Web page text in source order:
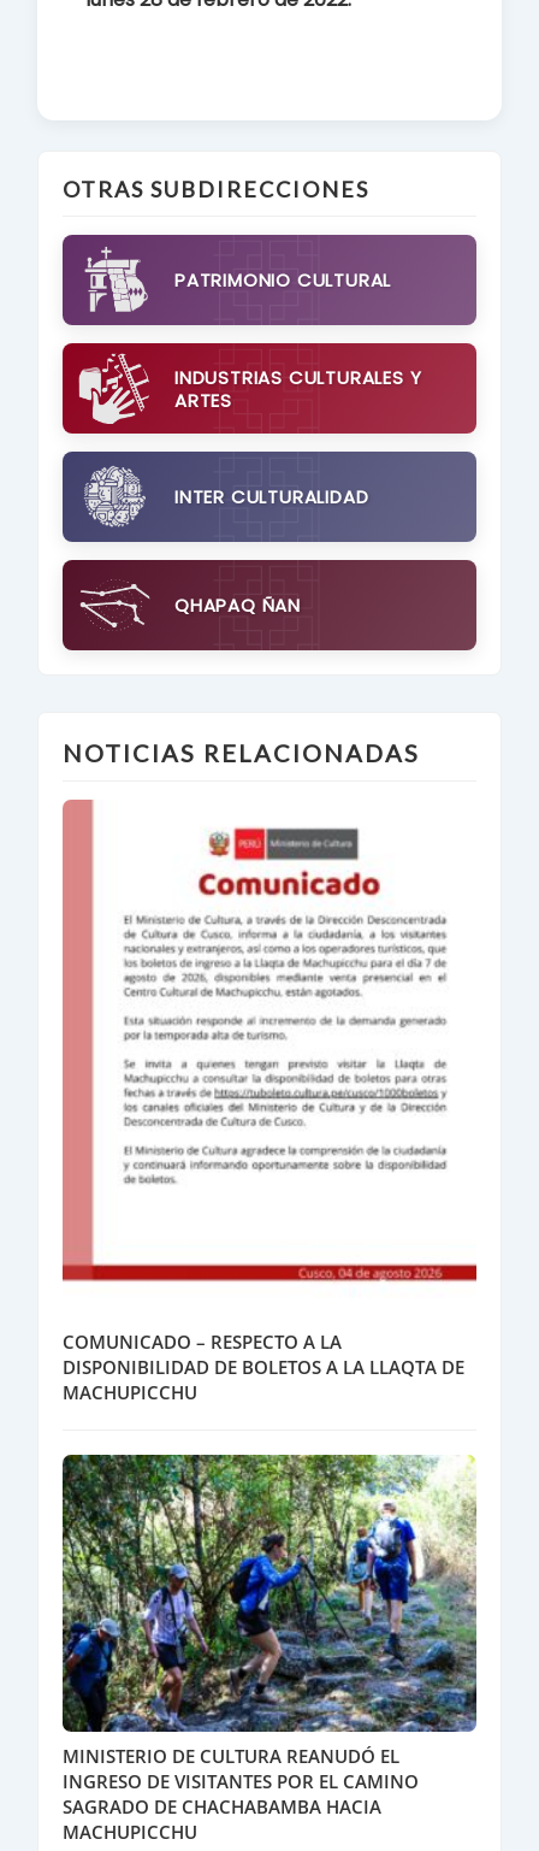
OTRAS SUBDIRECCIONES
PATRIMONIO CULTURAL
INDUSTRIAS CULTURALES Y
ARTES
INTER CULTURALIDAD
QHAPAQ ÑAN
NOTICIAS RELACIONADAS
COMUNICADO – RESPECTO A LA
DISPONIBILIDAD DE BOLETOS A LA LLAQTA DE
MACHUPICCHU
MINISTERIO DE CULTURA REANUDÓ EL
INGRESO DE VISITANTES POR EL CAMINO
SAGRADO DE CHACHABAMBA HACIA
MACHUPICCHU